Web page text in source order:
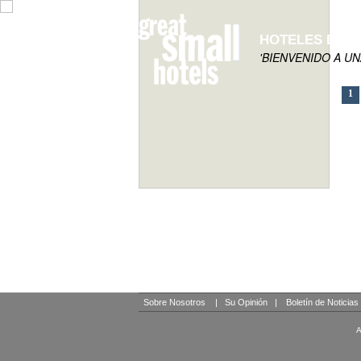
HOTELES DE
'BIENVENIDO A
1
Sobre Nosotros | Su Opinión | Boletín de Noticias